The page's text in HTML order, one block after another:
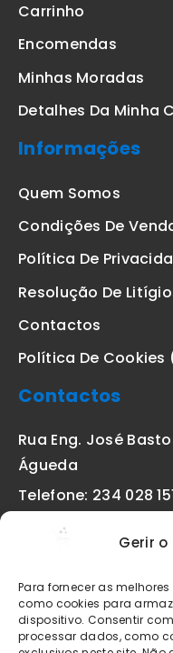
Gerir
Para fornecer as
como cookies para
dispositivo. Consentir
processar dados, como
Carrinho
Encomendas
Minhas Moradas
Detalhes Da Minha
Informações
Quem Somos
Condições De
Política De
Resolução De
Contactos
Política De Cookies
Contactos
Rua Eng. José
Águeda
Telefone: 234 028
Os preços indicados